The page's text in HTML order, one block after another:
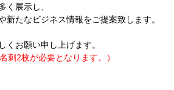
展示し、
たなビジネス情報をご提案致します。
お願い申し上げます。
刺2枚が必要となります。）